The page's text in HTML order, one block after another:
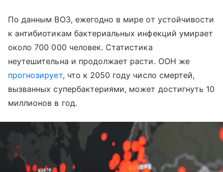
По данным ВОЗ, ежегодно в мире от устойчивости
к антибиотикам бактериальных инфекций умирает
около 700 000 человек. Статистика
неутешительна и продолжает расти. ООН же
прогнозирует, что к 2050 году число смертей,
вызванных супербактериями, может достигнуть 10
миллионов в год.